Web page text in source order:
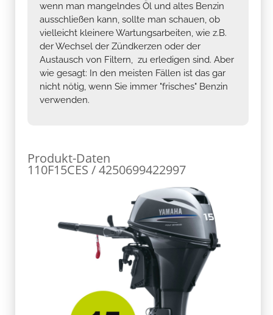
wenn man mangelndes Öl und altes Benzin
ausschließen kann, sollte man schauen, ob
vielleicht kleinere Wartungsarbeiten, wie z.B.
der Wechsel der Zündkerzen oder der
Austausch von Filtern, zu erledigen sind. Aber
wie gesagt: In den meisten Fällen ist das gar
nicht nötig, wenn Sie immer "frisches" Benzin
verwenden.
Produkt-Daten
110F15CES / 4250699422997